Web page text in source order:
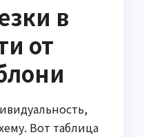
в
от
Вот таблица